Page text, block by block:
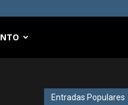
Entradas Populares